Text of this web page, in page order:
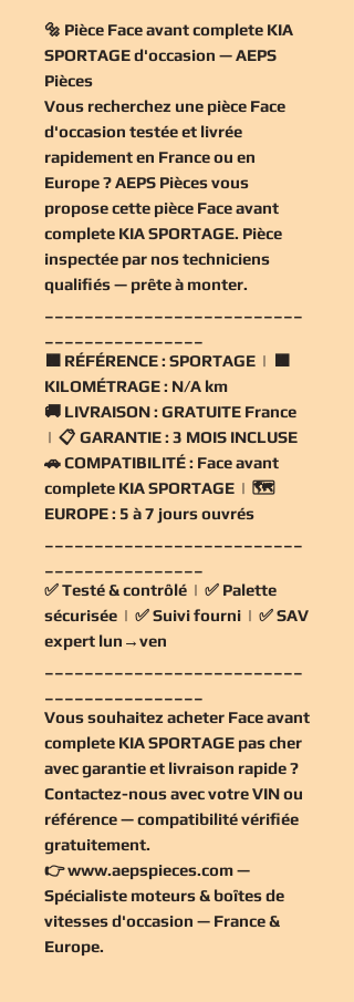
🔩 Pièce Face avant complete KIA
SPORTAGE d'occasion — AEPS
Pièces
Vous recherchez une pièce Face
d'occasion testée et livrée
rapidement en France ou en
Europe ? AEPS Pièces vous
propose cette pièce Face avant
complete KIA SPORTAGE. Pièce
inspectée par nos techniciens
qualifiés — prête à monter.
🟧 RÉFÉRENCE : SPORTAGE | 🟧
KILOMÉTRAGE : N/A km
🚚 LIVRAISON : GRATUITE France
| 📋 GARANTIE : 3 MOIS INCLUSE
🚗COMPATIBILITÉ : Face avant
complete KIA SPORTAGE | 🗺️
EUROPE : 5 à 7 jours ouvrés
✅Testé & contrôlé | ✅ Palette
sécurisée | ✅Suivi fourni | ✅SAV
expert lun→ven
Vous souhaitez acheter Face avant
complete KIA SPORTAGE pas cher
avec garantie et livraison rapide ?
Contactez-nous avec votre VIN ou
référence — compatibilité vérifiée
gratuitement.
👉www.aepspieces.com—
Spécialiste moteurs & boîtes de
vitesses d'occasion — France &
Europe.